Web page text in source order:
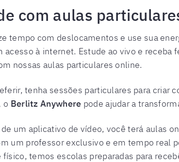
com aulas
tempo com deslocamentos e use sua
acesso à internet. Estude ao vivo e
nossas aulas particulares online.
tenha sessões particulares para criar
o Berlitz Anywhere pode ajudar a
um aplicativo de vídeo, você terá aulas
um professor exclusivo e em tempo real
físico, temos escolas preparadas para